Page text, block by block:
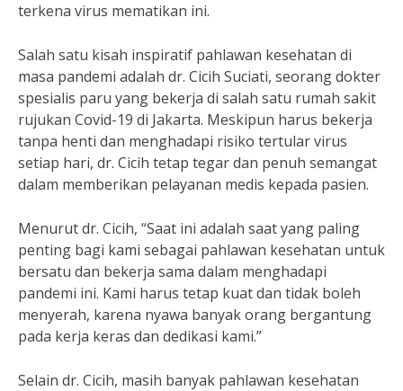
terkena virus mematikan ini.
Salah satu kisah inspiratif pahlawan kesehatan di
masa pandemi adalah dr. Cicih Suciati, seorang dokter
spesialis paru yang bekerja di salah satu rumah sakit
rujukan Covid-19 di Jakarta. Meskipun harus bekerja
tanpa henti dan menghadapi risiko tertular virus
setiap hari, dr. Cicih tetap tegar dan penuh semangat
dalam memberikan pelayanan medis kepada pasien.
Menurut dr. Cicih, “Saat ini adalah saat yang paling
penting bagi kami sebagai pahlawan kesehatan untuk
bersatu dan bekerja sama dalam menghadapi
pandemi ini. Kami harus tetap kuat dan tidak boleh
menyerah, karena nyawa banyak orang bergantung
pada kerja keras dan dedikasi kami.”
Selain dr. Cicih, masih banyak pahlawan kesehatan